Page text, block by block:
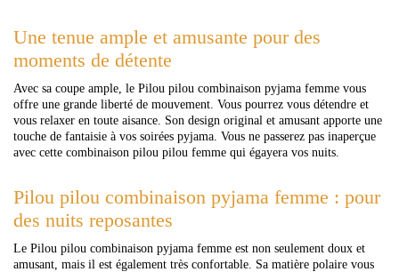
Une tenue ample et amusante pour des
moments de détente
Avec sa coupe ample, le Pilou pilou combinaison pyjama femme vous
offre une grande liberté de mouvement. Vous pourrez vous détendre et
vous relaxer en toute aisance. Son design original et amusant apporte une
touche de fantaisie à vos soirées pyjama. Vous ne passerez pas inaperçue
avec cette combinaison pilou pilou femme qui égayera vos nuits.
Pilou pilou combinaison pyjama femme : pour
des nuits reposantes
Le Pilou pilou combinaison pyjama femme est non seulement doux et
amusant, mais il est également très confortable. Sa matière polaire vous